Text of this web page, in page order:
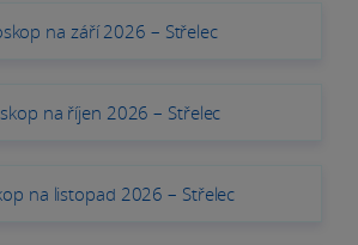
na září 2026 – Střelec
na říjen 2026 – Střelec
na listopad 2026 – Střelec